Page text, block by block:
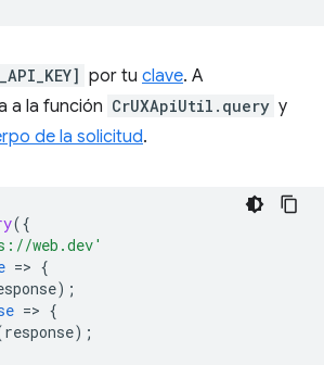
por tu clave. A
a la función CrUXApiUtil.query y
de la solicitud.
({
web.dev'
=> {
;
=> {
;